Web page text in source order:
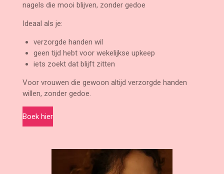
nagels die mooi blijven, zonder gedoe
Ideaal als je:
verzorgde handen wil
geen tijd hebt voor wekelijkse upkeep
iets zoekt dat blijft zitten
Voor vrouwen die gewoon altijd verzorgde handen
willen, zonder gedoe.
Boek hier